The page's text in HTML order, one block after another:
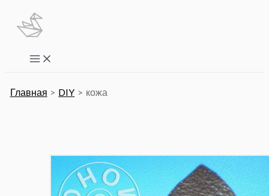
Перейти
содержимому
Main
Menu
Главная DIY кожа